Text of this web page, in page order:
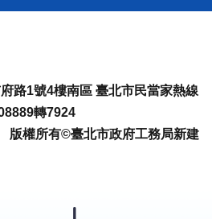
路1號4樓南區 臺北市民當家熱線
轉7924
權所有©臺北市政府工務局新建